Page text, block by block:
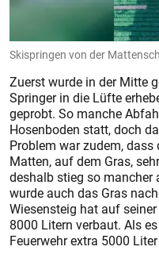
Skispringen von der
Zuerst wurde in der Mitte
Springer in die Lüfte
geprobt. So manche
Hosenboden statt, doch
Problem war zudem,
Matten, auf dem Gras,
deshalb stieg so mancher
wurde auch das Gras
Wiesensteig hat auf
8000 Litern verbaut. Als
Feuerwehr extra 5000